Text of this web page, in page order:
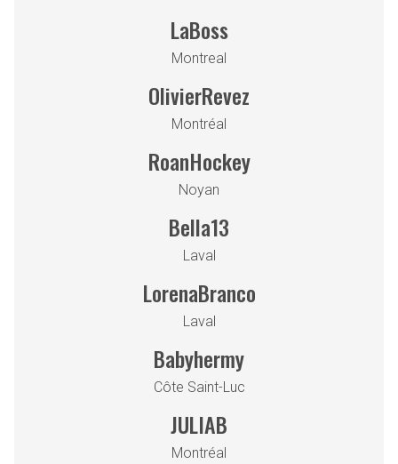
LaBoss
Montreal
OlivierRevez
Montréal
RoanHockey
Noyan
Bella13
Laval
LorenaBranco
Laval
Babyhermy
Côte Saint-Luc
JULIAB
Montréal